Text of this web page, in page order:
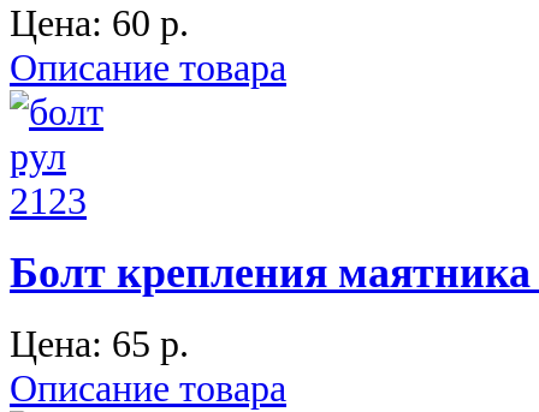
Цена: 60 p.
Описание товара
Болт крепления
Цена: 65 p.
Описание товара